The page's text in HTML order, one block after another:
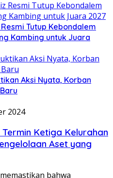
Tutup Kebondalem
Kambing untuk Juara
Aksi Nyata, Korban
2024
Ketiga Kelurahan
Aset yang
bahwa